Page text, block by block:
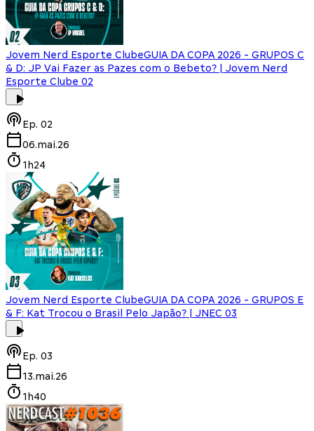
Jovem Nerd Esporte ClubeGUIA DA COPA 2026 - GRUPOS C
& D: JP Vai Fazer as Pazes com o Bebeto? | Jovem Nerd
Esporte Clube 02
Ep. 02
06.mai.26
1h24
Jovem Nerd Esporte ClubeGUIA DA COPA 2026 - GRUPOS E
& F: Kat Trocou o Brasil Pelo Japão? | JNEC 03
Ep. 03
13.mai.26
1h40